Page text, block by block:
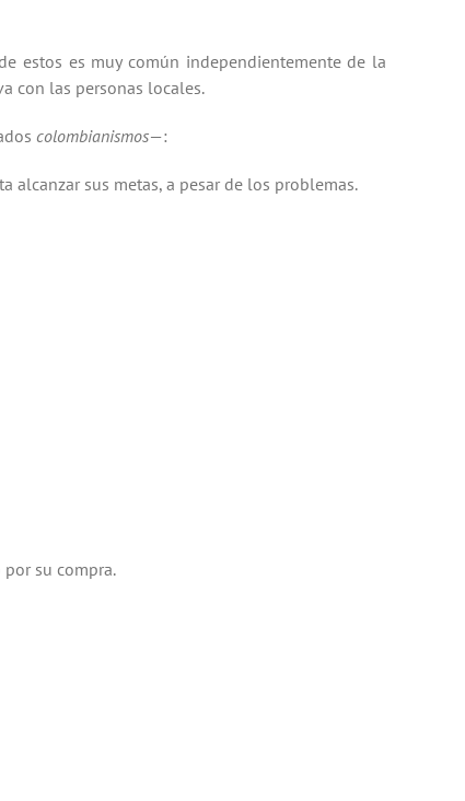
estos es muy común independientemente de la
con las personas locales.
colombianismos—:
alcanzar sus metas, a pesar de los problemas.
su compra.